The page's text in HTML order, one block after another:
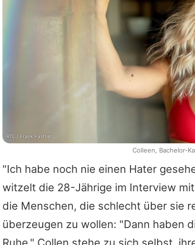
"Ich habe noch nie einen Hater
witzelt die 28-Jährige im Interview mit
die Menschen, die schlecht über sie
überzeugen zu wollen: "Dann haben
Ruhe." Collen stehe zu sich selbst,
RTL / Frank Fastner
Colleen, Bachelor-